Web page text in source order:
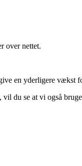
over nettet.
en yderligere vækst
du se at vi også